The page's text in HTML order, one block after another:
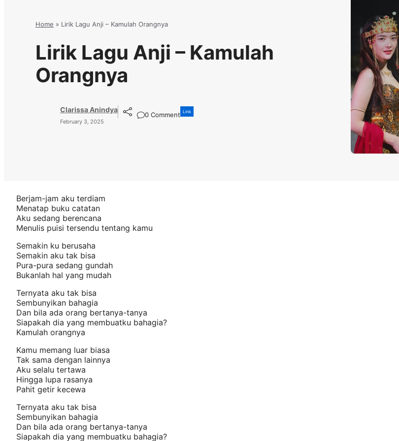
Home » Lirik Lagu Anji – Kamulah Orangnya
Lirik Lagu Anji – Kamulah
Orangnya
Clarissa Anindya
February 3, 2025
0 Comment Link
Berjam-jam aku terdiam
Menatap buku catatan
Aku sedang berencana
Menulis puisi tersendu tentang kamu
Semakin ku berusaha
Semakin aku tak bisa
Pura-pura sedang gundah
Bukanlah hal yang mudah
Ternyata aku tak bisa
Sembunyikan bahagia
Dan bila ada orang bertanya-tanya
Siapakah dia yang membuatku bahagia?
Kamulah orangnya
Kamu memang luar biasa
Tak sama dengan lainnya
Aku selalu tertawa
Hingga lupa rasanya
Pahit getir kecewa
Ternyata aku tak bisa
Sembunyikan bahagia
Dan bila ada orang bertanya-tanya
Siapakah dia yang membuatku bahagia?